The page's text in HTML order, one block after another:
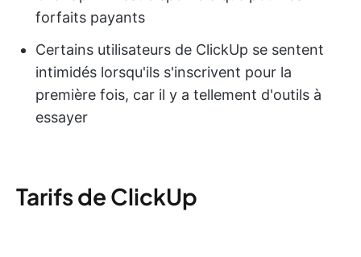
forfaits payants
Certains utilisateurs de ClickUp se sentent
intimidés lorsqu'ils s'inscrivent pour la
première fois, car il y a tellement d'outils à
essayer
Tarifs de ClickUp